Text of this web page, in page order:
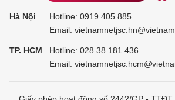
Hà Nội Hotline: 0919 405 885
Email:
TP. HCM Hotline: 028 38 181 436
Email: